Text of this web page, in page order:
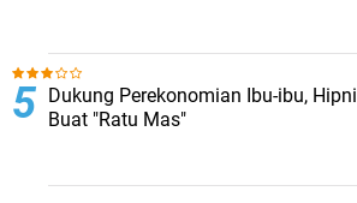
Dukung Perekonomian Ibu-ibu, Hipni
Buat "Ratu Mas"